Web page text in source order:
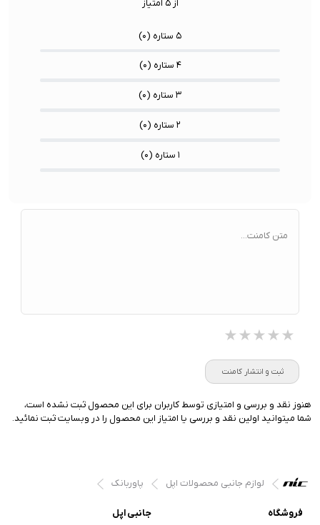
از ۵ امتیاز
۵ ستاره ( ۰)
۴ ستاره ( ۰)
۳ ستاره ( ۰)
۲ ستاره ( ۰)
۱ ستاره ( ۰)
متن کامنت...
★★★★★
★★★★★
★★★★★
ثبت و انتشار کامنت
هنوز نقد و بررسی و امتیازی توسط کاربران برای این محصول ثبت نشده است،
شما میتوانید اولین نقد و بررسی یا امتیاز این محصول را در وبسایت ثبت نمائید.
لوازم جانبی محصولات اپل پاوربانک
فروشگاه
جانبی اپل